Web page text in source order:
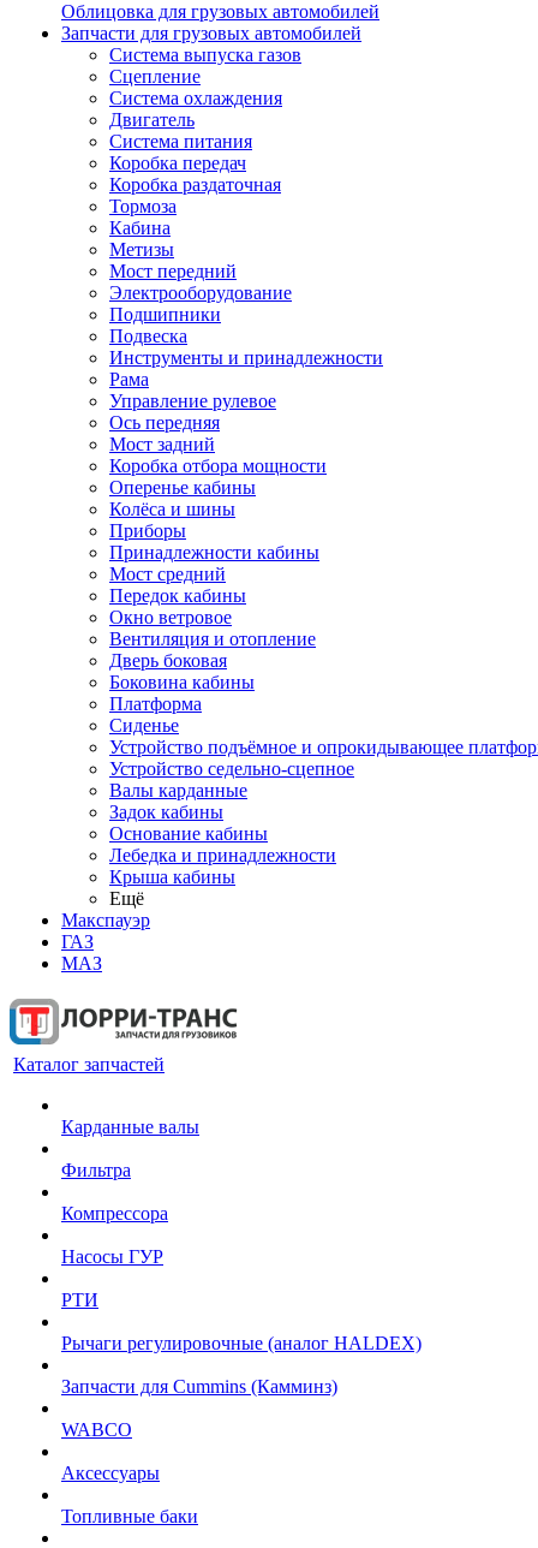
Облицовка для грузовых автомобилей
Запчасти для грузовых автомобилей
Система выпуска газов
Сцепление
Система охлаждения
Двигатель
Система питания
Коробка передач
Коробка раздаточная
Тормоза
Кабина
Метизы
Мост передний
Электрооборудование
Подшипники
Подвеска
Инструменты и принадлежности
Рама
Управление рулевое
Ось передняя
Мост задний
Коробка отбора мощности
Оперенье кабины
Колёса и шины
Приборы
Принадлежности кабины
Мост средний
Передок кабины
Окно ветровое
Вентиляция и отопление
Дверь боковая
Боковина кабины
Платформа
Сиденье
Устройство подъёмное и опрокидывающее
Устройство седельно-сцепное
Валы карданные
Задок кабины
Основание кабины
Лебедка и принадлежности
Крыша кабины
Ещё
Макспауэр
ГАЗ
МАЗ
Каталог запчастей
Карданные валы
Фильтра
Компрессора
Насосы ГУР
РТИ
Рычаги регулировочные (аналог HALDEX)
Запчасти для Cummins (Камминз)
WABCO
Аксессуары
Топливные баки